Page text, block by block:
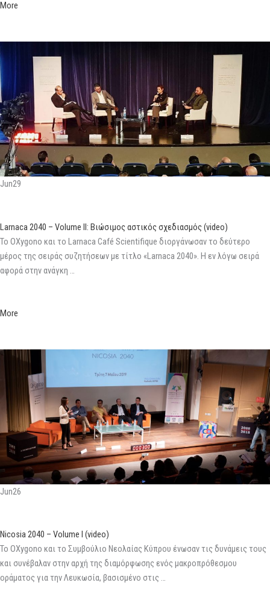
More
Jun29
Larnaca 2040 – Volume II: Βιώσιμος αστικός σχεδιασμός (video)
Το OXygono και το Larnaca Café Scientifique διοργάνωσαν το δεύτερο
μέρος της σειράς συζητήσεων με τίτλο «Larnaca 2040». Η εν λόγω σειρά
αφορά στην ανάγκη …
More
Jun26
Nicosia 2040 – Volume I (video)
Το OXygono και το Συμβούλιο Νεολαίας Κύπρου ένωσαν τις δυνάμεις τους
και συνέβαλαν στην αρχή της διαμόρφωσης ενός μακροπρόθεσμου
οράματος για την Λευκωσία, βασισμένο στις …